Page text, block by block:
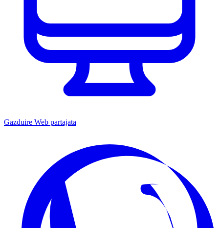
Gazduire Web partajata